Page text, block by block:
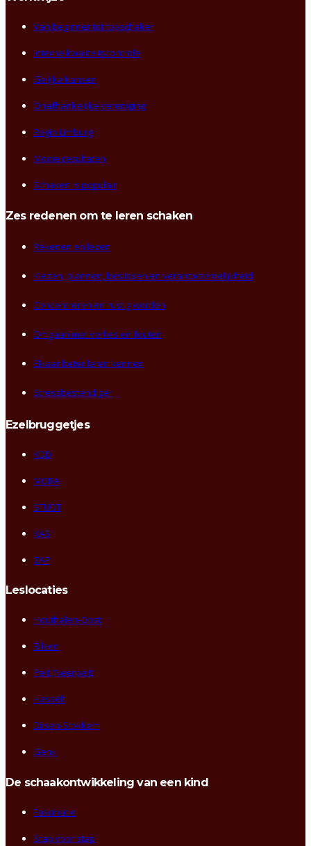
Van beginner tot topschaker
Interne kwaliteitscontrole
Gelijke kansen
Onafhankelijke vereniging
Regio Limburg
Mooie resultaten
Schaken is populair
Zes redenen om te leren schaken
Rekenen en lezen
Kiezen, plannen, beslissen en verantwoordelijkheid
Concentreren en rustig worden
Omgaan met verlies en fouten
Elkaar beter leren kennen
Stressbestendiger
Ezelbruggetjes
KDD
MORA
STUDT
KAS
ZAP
Leslocaties
Houthalen-Oost
Bilzen
Pelt (Neerpelt)
Hasselt
Dilsen-Stokkem
Genk
De schaakontwikkeling van een kind
Fascinatie
Stap voor stap